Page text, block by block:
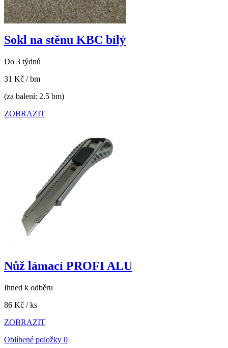
Sokl na stěnu KBC bílý
Do 3 týdnů
31 Kč / bm
(za balení: 2.5 bm)
ZOBRAZIT
Nůž lámací PROFI ALU
Ihned k odběru
86 Kč / ks
ZOBRAZIT
Oblíbené položky 0